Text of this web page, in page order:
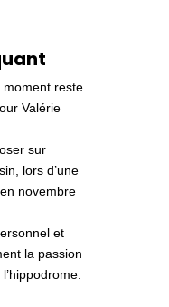
moment reste
Valérie
sur
, lors d’une
novembre
et
la passion